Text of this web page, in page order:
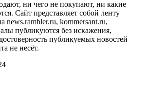
ни чего не покупают, ни какие
Сайт представляет собой ленту
news.rambler.ru, kommersant.ru,
публикуются без искажения,
публикуемых новостей
не несёт.